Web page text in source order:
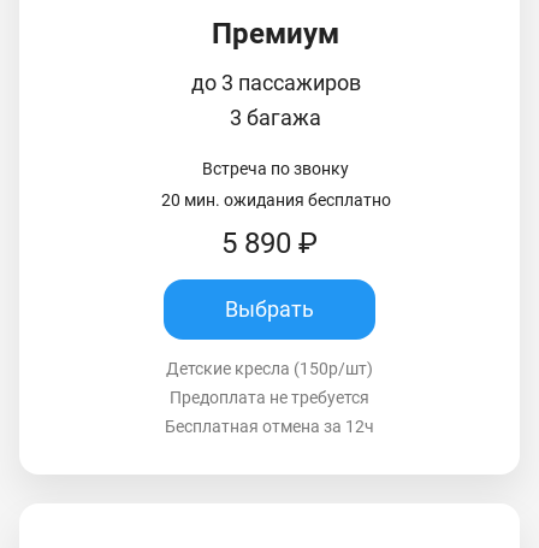
Премиум
до 3 пассажиров
3 багажа
Встреча по звонку
20 мин. ожидания бесплатно
5 890 ₽
Выбрать
Детские кресла (150р/шт)
Предоплата не требуется
Бесплатная отмена за 12ч